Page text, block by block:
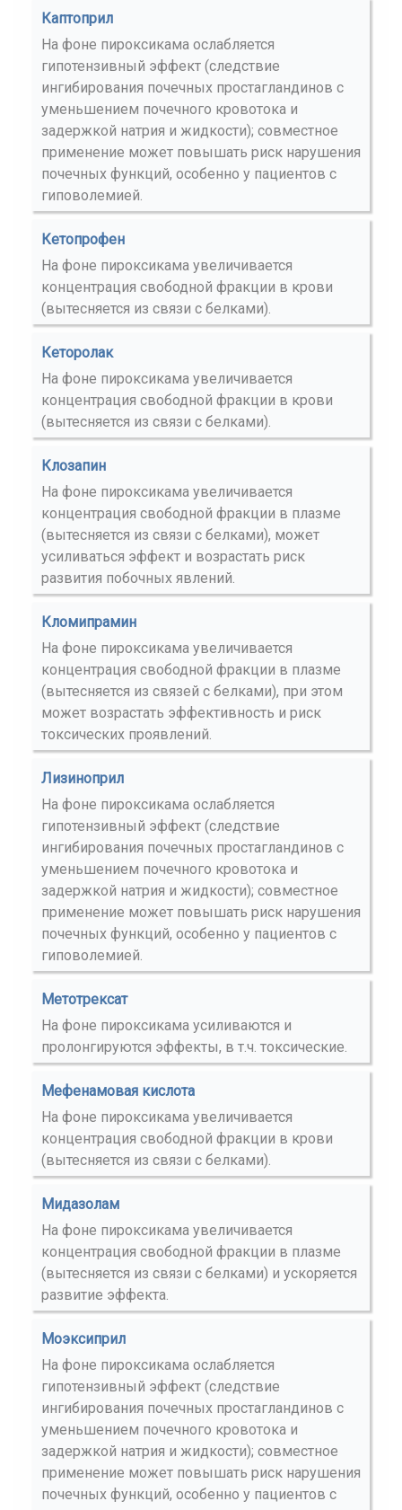
Каптоприл
На фоне пироксикама ослабляется
гипотензивный эффект (следствие
ингибирования почечных простагландинов с
уменьшением почечного кровотока и
задержкой натрия и жидкости); совместное
применение может повышать риск нарушения
почечных функций, особенно у пациентов с
гиповолемией.
Кетопрофен
На фоне пироксикама увеличивается
концентрация свободной фракции в крови
(вытесняется из связи с белками).
Кеторолак
На фоне пироксикама увеличивается
концентрация свободной фракции в крови
(вытесняется из связи с белками).
Клозапин
На фоне пироксикама увеличивается
концентрация свободной фракции в плазме
(вытесняется из связи с белками), может
усиливаться эффект и возрастать риск
развития побочных явлений.
Кломипрамин
На фоне пироксикама увеличивается
концентрация свободной фракции в плазме
(вытесняется из связей с белками), при этом
может возрастать эффективность и риск
токсических проявлений.
Лизиноприл
На фоне пироксикама ослабляется
гипотензивный эффект (следствие
ингибирования почечных простагландинов с
уменьшением почечного кровотока и
задержкой натрия и жидкости); совместное
применение может повышать риск нарушения
почечных функций, особенно у пациентов с
гиповолемией.
Метотрексат
На фоне пироксикама усиливаются и
пролонгируются эффекты, в т.ч. токсические.
Мефенамовая кислота
На фоне пироксикама увеличивается
концентрация свободной фракции в крови
(вытесняется из связи с белками).
Мидазолам
На фоне пироксикама увеличивается
концентрация свободной фракции в плазме
(вытесняется из связи с белками) и ускоряется
развитие эффекта.
Моэксиприл
На фоне пироксикама ослабляется
гипотензивный эффект (следствие
ингибирования почечных простагландинов с
уменьшением почечного кровотока и
задержкой натрия и жидкости); совместное
применение может повышать риск нарушения
почечных функций, особенно у пациентов с